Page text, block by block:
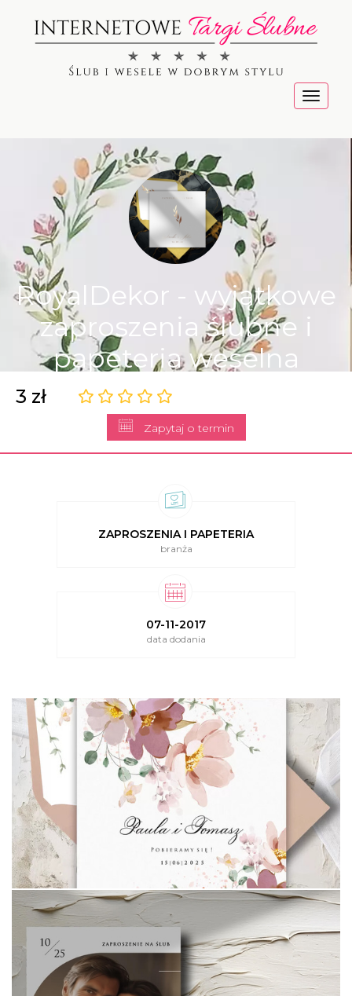
Menu
RoyalDekor - wyjątkowe
zaproszenia ślubne i
papeteria weselna
3 zł
Zapytaj o termin
ZAPROSZENIA I PAPETERIA
branża
07-11-2017
data dodania